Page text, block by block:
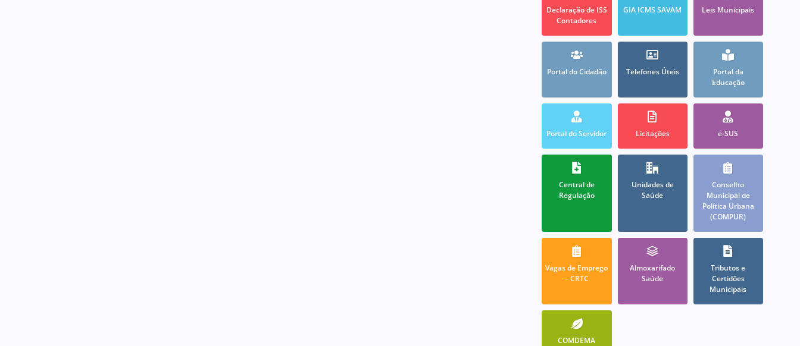
Declaração de ISS
Contadores
GIA ICMS SAVAM Leis Municipais
Portal do Cidadão Telefones Úteis
Portal da
Educação
Portal do Servidor Licitações e-SUS
Central de
Regulação
Unidades de
Saúde
Conselho
Municipal de
Política Urbana
(COMPUR)
Vagas de Emprego
– CRTC
Almoxarifado
Saúde
Tributos e
Certidões
Municipais
COMDEMA